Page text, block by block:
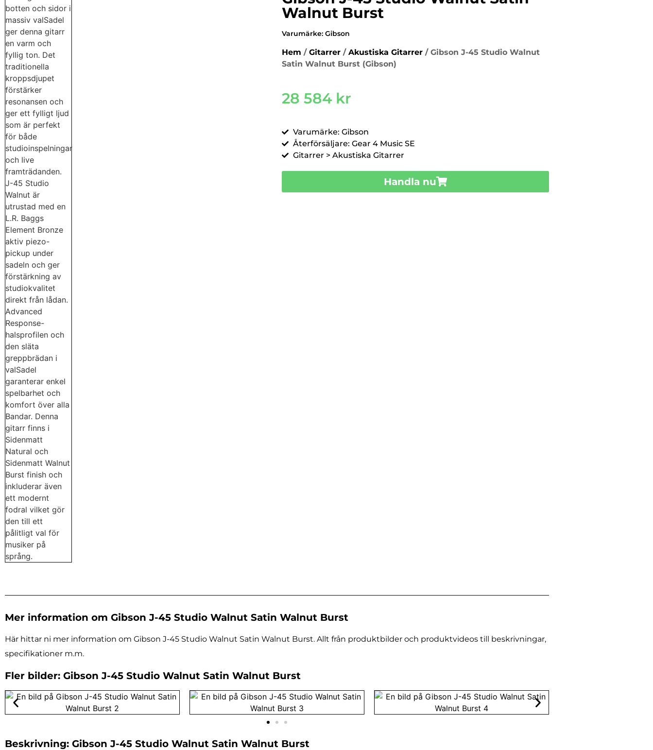
Walnut Burst
Varumärke: Gibson
Hem / Gitarrer / Akustiska Gitarrer / Gibson J-45 Studio Walnut
Satin Walnut Burst (Gibson)
28 584 kr
Varumärke: Gibson
Återförsäljare: Gear 4 Music SE
Gitarrer > Akustiska Gitarrer
Handla nu
Mer information om Gibson J-45 Studio Walnut Satin Walnut Burst
Här hittar ni mer information om Gibson J-45 Studio Walnut Satin Walnut Burst. Allt från produktbilder och produktvideos till beskrivningar,
specifikationer m.m.
Fler bilder: Gibson J-45 Studio Walnut Satin Walnut Burst
Beskrivning: Gibson J-45 Studio Walnut Satin Walnut Burst